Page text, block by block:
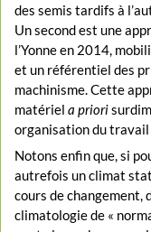
des semis tardifs à
Un second est une
l’Yonne en 2014,
et un référentiel des
machinisme. Cette
matériela priori
organisation du
Notons enfin que, si
autrefois un climat
cours de changement,
climatologie de «